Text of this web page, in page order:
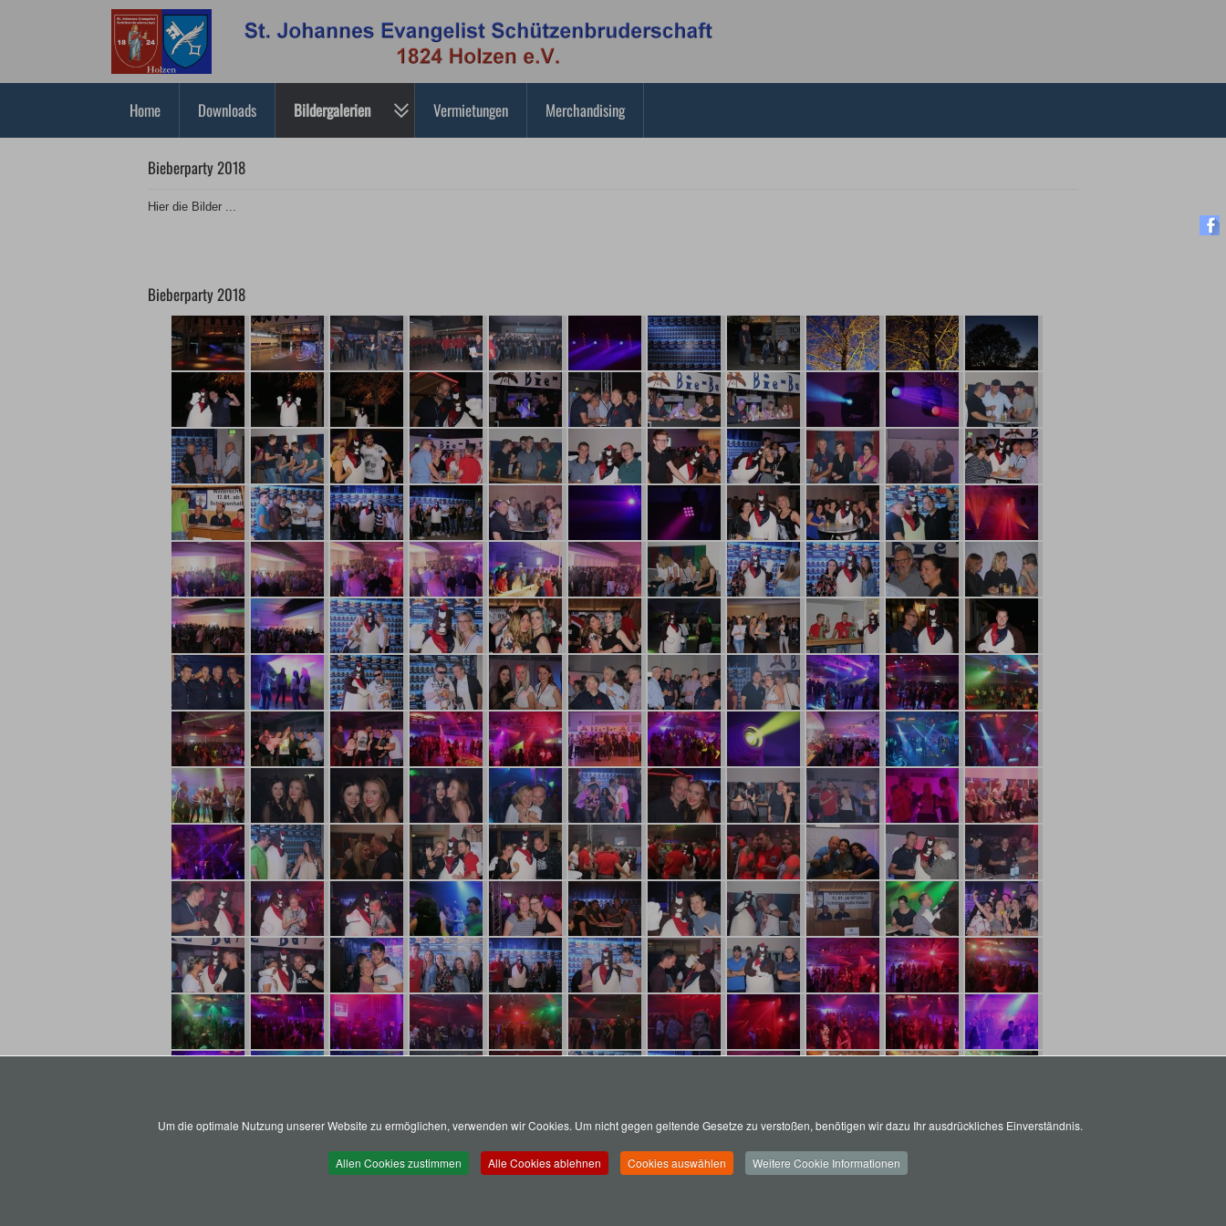
Home Downloads Bildergalerien Vermietungen Merchandising
Bieberparty 2018
Hier die Bilder ...
Bieberparty 2018
Um die optimale Nutzung unserer Website zu ermöglichen, verwenden wir Cookies. Um nicht gegen geltende Gesetze zu verstoßen, benötigen wir dazu Ihr ausdrückliches Einverständnis.
Allen Cookies zustimmen Alle Cookies ablehnen Cookies auswählen Weitere Cookie Informationen